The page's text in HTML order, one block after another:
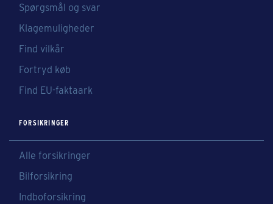
Spørgsmål og svar
Klagemuligheder
Find vilkår
Fortryd køb
Find EU-faktaark
FORSIKRINGER
Alle forsikringer
Bilforsikring
Indboforsikring